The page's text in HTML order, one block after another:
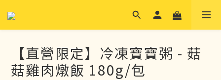
【直營限定】冷凍寶寶粥 - 菇
菇雞肉燉飯 180g/包